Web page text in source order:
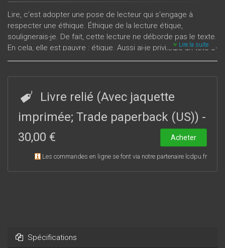
Lire, c'est adopter une pose de lecteur qui s'engage à
respecter une éthique. Éthique de la lecture étique,
soulignerais-je. De fait, cette lecture ne déborde pas le texte.
En cela, elle est pauvre : étique. Aussi ai-je privilégié un tête-à-
tête...
Lire la suite
Livre relié (Avec jaquette
imprimée; Trade paperback (US)) -
30,00 €
Acheter
Les commandes en ligne se font via notre partenaire lcdpu.fr
Spécifications